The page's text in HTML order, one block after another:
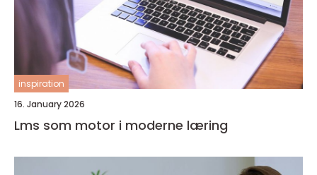
inspiration
16. January 2026
Lms som motor i moderne læring